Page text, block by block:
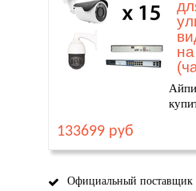
133699 руб
Официальный поставщик